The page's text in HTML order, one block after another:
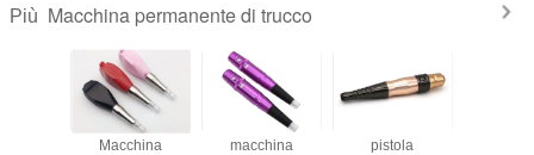
Più Macchina permanente di trucco
Macchina macchina pistola